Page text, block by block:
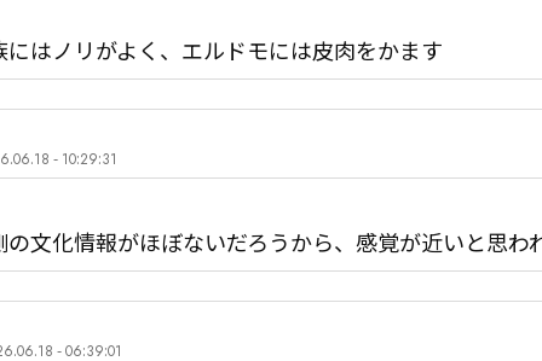
にはノリがよく、エルドモには皮肉をかます
- 10:29:31
の文化情報がほぼないだろうから、感覚が近いと思わ
- 06:39:01